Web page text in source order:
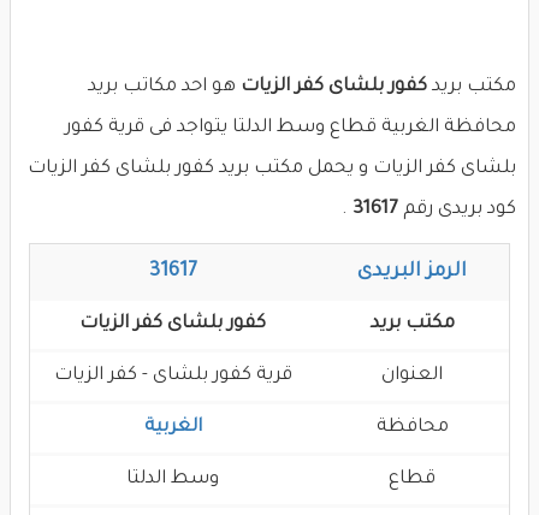
مكتب بريد كفور بلشاى كفر الزيات هو احد مكاتب بريد
محافظة الغربية قطاع وسط الدلتا يتواجد فى قرية كفور
بلشاى كفر الزيات و يحمل مكتب بريد كفور بلشاى كفر الزيات
كود بريدى رقم 31617
.
الرمز البريدى 31617
مكتب بريد كفور بلشاى كفر الزيات
العنوان قرية كفور بلشاى - كفر الزيات
محافظة الغربية
قطاع وسط الدلتا